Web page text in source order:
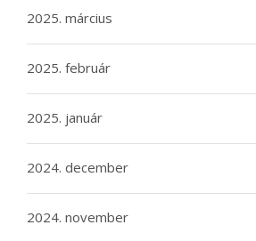
2025. március
2025. február
2025. január
2024. december
2024. november